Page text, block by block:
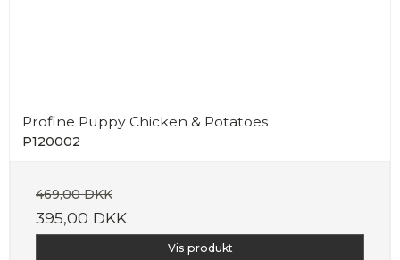
Profine Puppy Chicken & Potatoes
P120002
469,00 DKK
395,00 DKK
Vis produkt